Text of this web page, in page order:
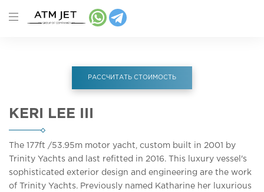
РАССЧИТАТЬ СТОИМОСТЬ
KERI LEE III
The 177ft /53.95m motor yacht, custom built in 2001 by
Trinity Yachts and last refitted in 2016. This luxury vessel's
sophisticated exterior design and engineering are the work
of Trinity Yachts. Previously named Katharine her luxurious